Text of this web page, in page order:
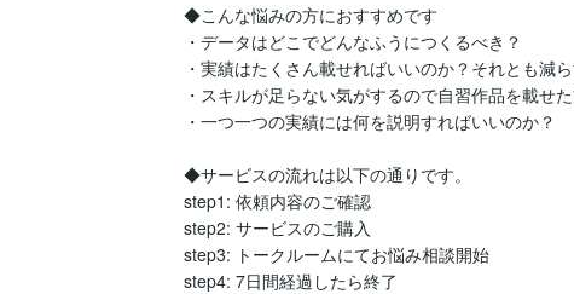
◆こんな悩みの方におすすめです
・データはどこでどんなふうにつくるべき？
・実績はたくさん載せればいいのか？それとも減
・スキルが足らない気がするので自習作品を載せ
・一つ一つの実績には何を説明すればいいのか？
◆サービスの流れは以下の通りです。
step1: 依頼内容のご確認
step2: サービスのご購入
step3: トークルームにてお悩み相談開始
step4: 7日間経過したら終了